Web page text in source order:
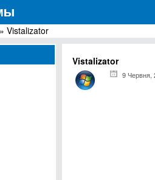
программ для Windows
» Vistalizator
Vistalizator
9 Червня,